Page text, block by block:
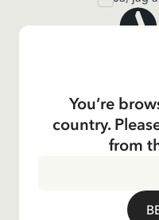
You’re
country.
from